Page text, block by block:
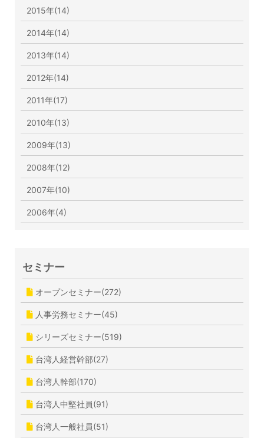
2015年(14)
2014年(14)
2013年(14)
2012年(14)
2011年(17)
2010年(13)
2009年(13)
2008年(12)
2007年(10)
2006年(4)
セミナー
オープンセミナー(272)
人事労務セミナー(45)
シリーズセミナー(519)
台湾人経営幹部(27)
台湾人幹部(170)
台湾人中堅社員(91)
台湾人一般社員(51)